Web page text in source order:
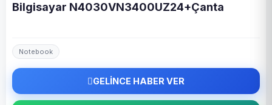
Bilgisayar N4030VN3400UZ24+Çanta
Notebook
GELİNCE HABER VER